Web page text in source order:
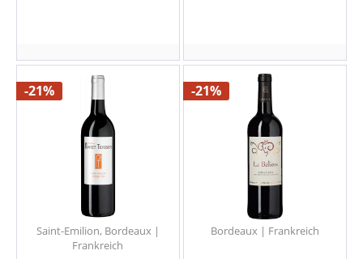
-21%
Saint-Emilion, Bordeaux |
Frankreich
-21%
Bordeaux | Frankreich